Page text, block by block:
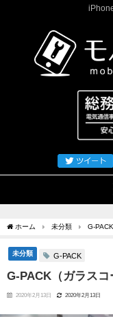
ホーム 未分類 G-
未分類 G-PACK
G-PACK（ガラスコ
2020年2月13日 2020年2月13日